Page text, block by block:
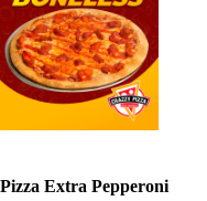
Pizza Extra Pepperoni